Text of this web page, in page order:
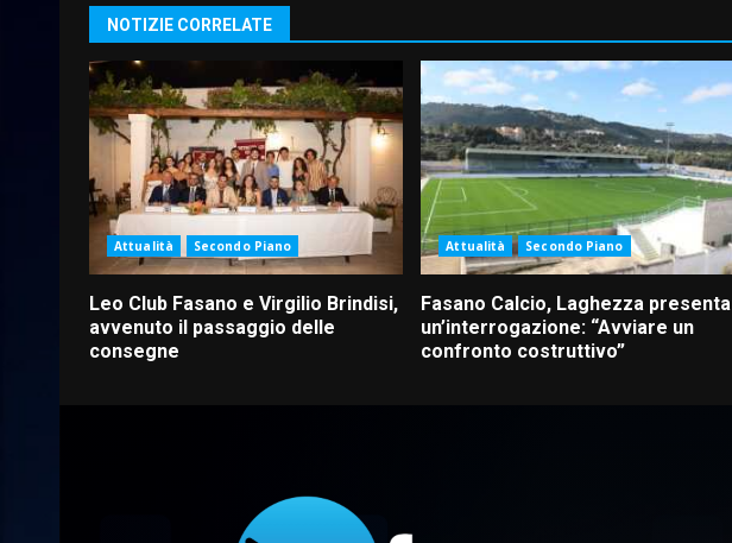
NOTIZIE CORRELATE
Attualità Secondo Piano
Leo Club Fasano e Virgilio Brindisi,
avvenuto il passaggio delle
consegne
Attualità Secondo Piano
Fasano Calcio, Laghezza presenta
un’interrogazione: “Avviare un
confronto costruttivo”